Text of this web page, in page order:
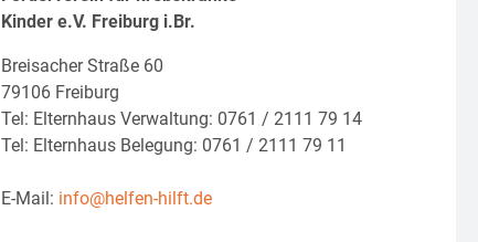
Kinder e.V. Freiburg i.Br.
Breisacher Straße 60
79106 Freiburg
Tel: Elternhaus Verwaltung: 0761 / 2111 79 14
Tel: Elternhaus Belegung: 0761 / 2111 79 11
E-Mail: info@helfen-hilft.de